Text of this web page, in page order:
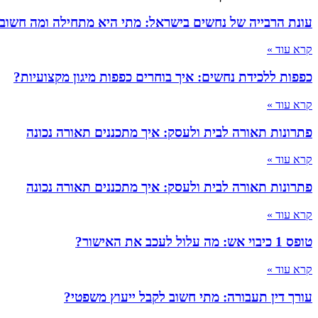
עונת הרבייה של נחשים בישראל: מתי היא מתחילה ומה
קרא עוד »
כפפות ללכידת נחשים: איך בוחרים כפפות מיגון מקצועיות?
קרא עוד »
פתרונות תאורה לבית ולעסק: איך מתכננים תאורה נכונה
קרא עוד »
פתרונות תאורה לבית ולעסק: איך מתכננים תאורה נכונה
קרא עוד »
טופס 1 כיבוי אש: מה עלול לעכב את האישור?
קרא עוד »
עורך דין תעבורה: מתי חשוב לקבל ייעוץ משפטי?